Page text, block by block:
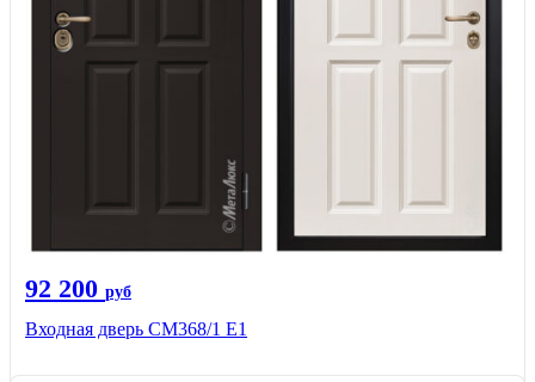
92 200 руб
Входная дверь СМ368/1 Е1